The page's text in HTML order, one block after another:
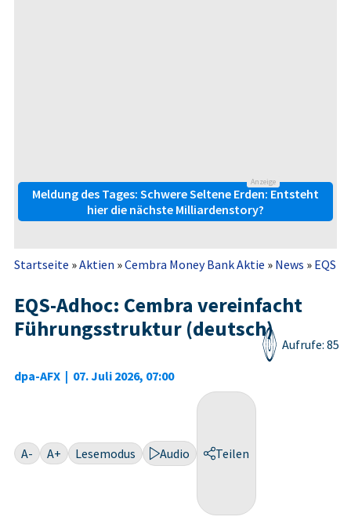
Anzeige
Meldung des Tages: Schwere Seltene Erden: Entsteht
hier die nächste Milliardenstory?
Startseite »Aktien »Cembra Money Bank Aktie » News » EQS-
EQS-Adhoc: Cembra vereinfacht
Führungsstruktur (deutsch)
dpa-AFX | 07. Juli 2026, 07:00
Aufrufe: 85
A- A+ Lesemodus Audio Teilen